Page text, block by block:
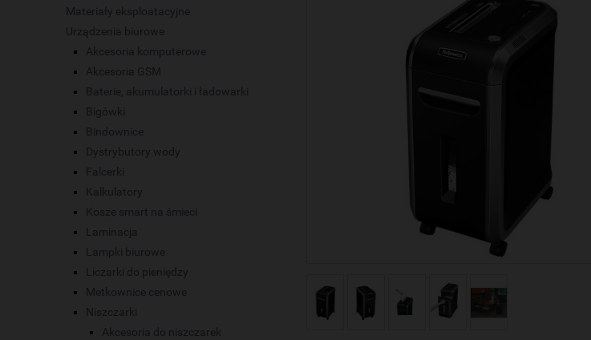
Materiały eksploatacyjne
Urządzenia biurowe
Akcesoria komputerowe
Akcesoria GSM
Baterie, akumulatorki i ładowarki
Bigówki
Bindownice
Dystrybutory wody
Falcerki
Kalkulatory
Kosze smart na śmieci
Laminacja
Lampki biurowe
Liczarki do pieniędzy
Metkownice cenowe
Niszczarki
Akcesoria do niszczarek